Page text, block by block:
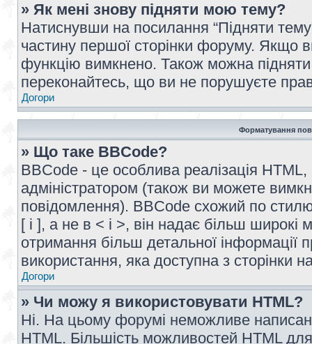
» Як мені знову підняти мою тему?
Натиснувши на посилання “Підняти
частину першої сторінки форуму. Якщо
функцію вимкнено. Також можна
переконайтесь, що ви не порушуєте
Догори
Форматування
» Що таке BBCode?
BBCode - це особлива реалізація
адміністратором (також ви можете
повідомлення). BBCode схожий по
[ і ], а не в < і >, він надає більш
отримання більш детальної інформації
використання, яка доступна з сторінки
Догори
» Чи можу я використовувати HTML?
Ні. На цьому форумі неможливе
HTML. Більшість можливостей HTML